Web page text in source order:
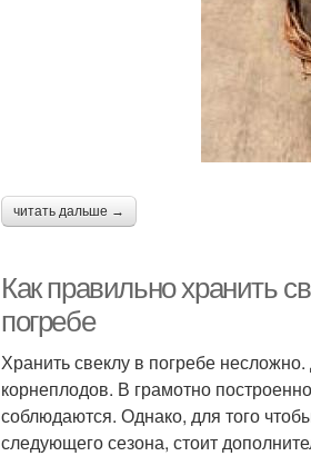
читать дальше →
Как правильно хранить
погребе
Хранить свеклу в погребе
корнеплодов. В грамотно
соблюдаются. Однако, для того
следующего сезона, стоит